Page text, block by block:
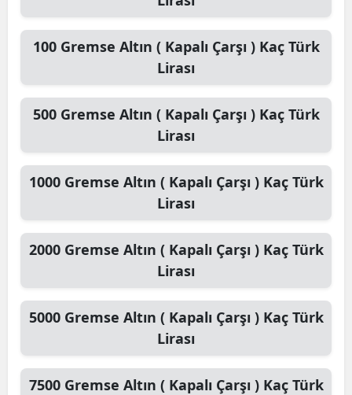
100 Gremse Altın ( Kapalı Çarşı )Kaç Türk
Lirası
500 Gremse Altın ( Kapalı Çarşı )Kaç Türk
Lirası
1000 Gremse Altın ( Kapalı Çarşı )Kaç Türk
Lirası
2000 Gremse Altın ( Kapalı Çarşı )Kaç Türk
Lirası
5000 Gremse Altın ( Kapalı Çarşı )Kaç Türk
Lirası
7500 Gremse Altın ( Kapalı Çarşı )Kaç Türk